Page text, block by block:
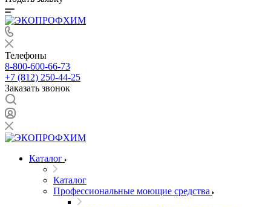
Телефоны
8-800-600-66-73
+7 (812) 250-44-25
Заказать звонок
Каталог
Каталог
Профессиональные моющие средства